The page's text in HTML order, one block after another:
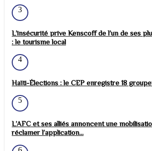
3
L’insécurité prive Kenscoff de l’un de ses
: le tourisme local
4
Haïti-Élections : le CEP enregistre 18
5
L’AFC et ses alliés annoncent une
réclamer l’application...